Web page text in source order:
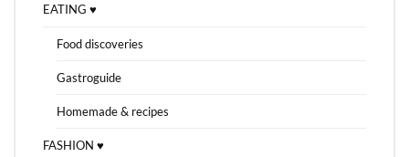
EATING ♥
Food discoveries
Gastroguide
Homemade & recipes
FASHION ♥